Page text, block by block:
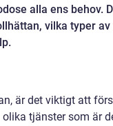
alla ens behov.
vilka typer
är det viktigt att
tjänster som är